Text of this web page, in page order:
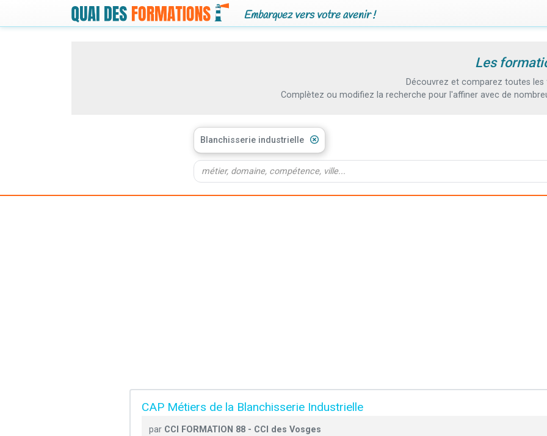
Embarquez vers votre avenir !
Les
Découvrez et comparez toutes
Complètez ou modifiez la recherche pour l'affiner avec de
Blanchisserie industrielle
CAP Métiers de la Blanchisserie Industrielle
par CCI FORMATION 88 - CCI des Vosges